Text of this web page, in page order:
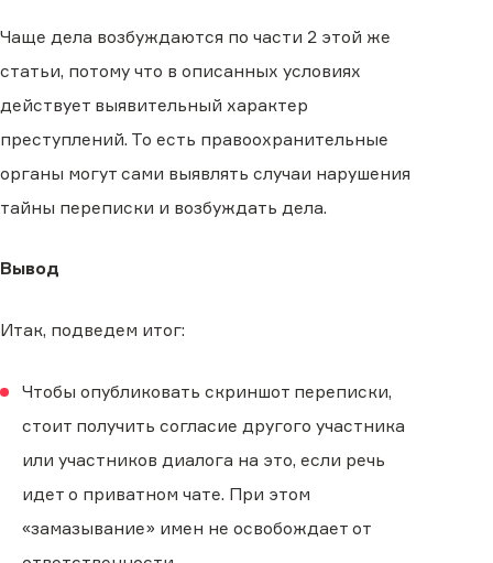
Чаще дела возбуждаются по части 2 этой же
статьи, потому что в описанных условиях
действует выявительный характер
преступлений. То есть правоохранительные
органы могут сами выявлять случаи нарушения
тайны переписки и возбуждать дела.
Вывод
Итак, подведем итог:
Чтобы опубликовать скриншот переписки,
стоит получить согласие другого участника
или участников диалога на это, если речь
идет о приватном чате. При этом
«замазывание» имен не освобождает от